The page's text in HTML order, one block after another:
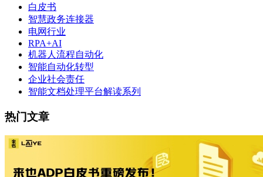
白皮书
智慧政务连接器
电网行业
RPA+AI
机器人流程自动化
智能自动化转型
企业社会责任
智能文档处理平台解读系列
热门文章